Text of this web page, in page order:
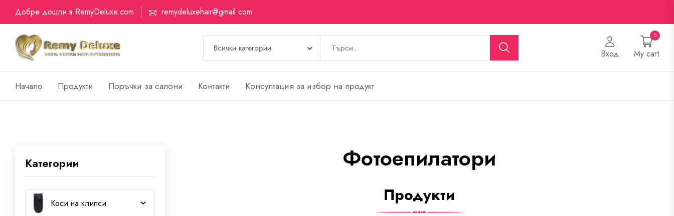
Добре дошли в RemyDeluxe.com remydeluxehair@gmail.com
Вход My cart
0
Начало Продукти Поръчки за салони Контакти Kонсултация за избор на продукт
Категории
Коси на клипси
Фотоепилатори
Продукти